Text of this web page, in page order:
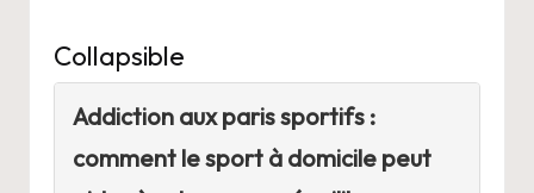
Collapsible
Addiction aux paris sportifs :
comment le sport à domicile peut